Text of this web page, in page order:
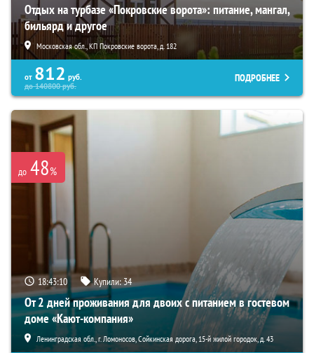
Отдых на турбазе «Покровские ворота»: питание, мангал,
бильярд и другое
Московская обл., КП Покровские ворота, д. 182
от 812 руб.
до140800руб.
ПОДРОБНЕЕ
до 48%
18:43:09 Купили:34
От 2 дней проживания для двоих с питанием в гостевом
доме «Кают-компания»
Ленинградская обл., г. Ломоносов, Сойкинская дорога, 15-й жилой городок, д. 43